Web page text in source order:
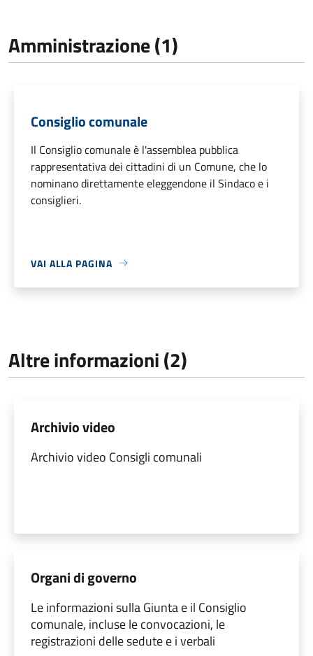
Amministrazione (1)
Consiglio comunale
Il Consiglio comunale è l'assemblea pubblica
rappresentativa dei cittadini di un Comune, che lo
nominano direttamente eleggendone il Sindaco e i
consiglieri.
VAI ALLA PAGINA
Altre informazioni (2)
Archivio video
Archivio video Consigli comunali
Organi di governo
Le informazioni sulla Giunta e il Consiglio
comunale, incluse le convocazioni, le
registrazioni delle sedute e i verbali